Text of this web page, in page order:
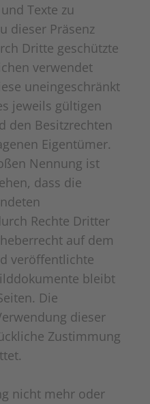
Texte zu
dieser Präsenz
Dritte geschützte
verwendet
uneingeschränkt
jeweils gültigen
den Besitzrechten
Eigentümer.
Nennung ist
dass die
Rechte Dritter
auf dem
veröffentlichte
bleibt
Die
dieser
Zustimmung
nicht mehr oder